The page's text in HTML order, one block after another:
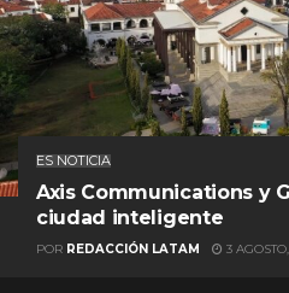
ES NOTICIA
Axis Communications y
ciudad inteligente
POR REDACCIÓN LATAM 3